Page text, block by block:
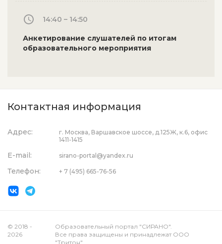
14:40 – 14:50
Анкетирование слушателей по итогам
образовательного мероприятия
Контактная информация
Адрес:
г. Москва, Варшавское шоссе, д.125Ж, к.6, офис
1411-1415
E-mail: sirano-portal@yandex.ru
Телефон: + 7 (495) 665-76-56
© 2018 -
2026
Образовательный портал "СИРАНО".
Все права защищены и принадлежат ООО
"Тритон".